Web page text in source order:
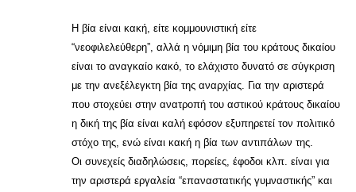
Η βία είναι κακή, είτε κομμουνιστική είτε
“νεοφιλελεύθερη”, αλλά η νόμιμη βία του κράτους δικαίου
είναι το αναγκαίο κακό, το ελάχιστο δυνατό σε σύγκριση
με την ανεξέλεγκτη βία της αναρχίας. Για την αριστερά
που στοχεύει στην ανατροπή του αστικού κράτους δικαίου
η δική της βία είναι καλή εφόσον εξυπηρετεί τον πολιτικό
στόχο της, ενώ είναι κακή η βία των αντιπάλων της.
Οι συνεχείς διαδηλώσεις, πορείες, έφοδοι κλπ. είναι για
την αριστερά εργαλεία “επαναστατικής γυμναστικής” και